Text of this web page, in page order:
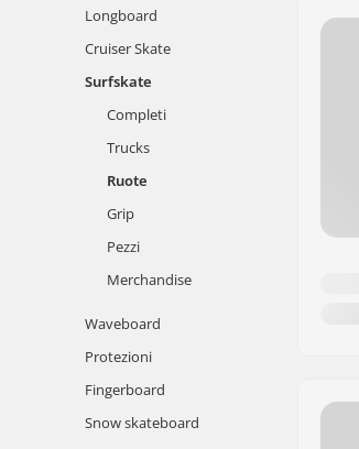
Longboard
Cruiser Skate
Surfskate
Completi
Trucks
Ruote
Grip
Pezzi
Merchandise
Waveboard
Protezioni
Fingerboard
Snow skateboard